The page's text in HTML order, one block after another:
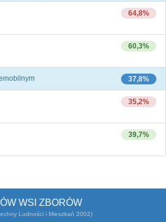
64,8%
60,3%
37,8%
35,2%
39,7%
WSI ZBORÓW
Ludności i Mieszkań 2002)